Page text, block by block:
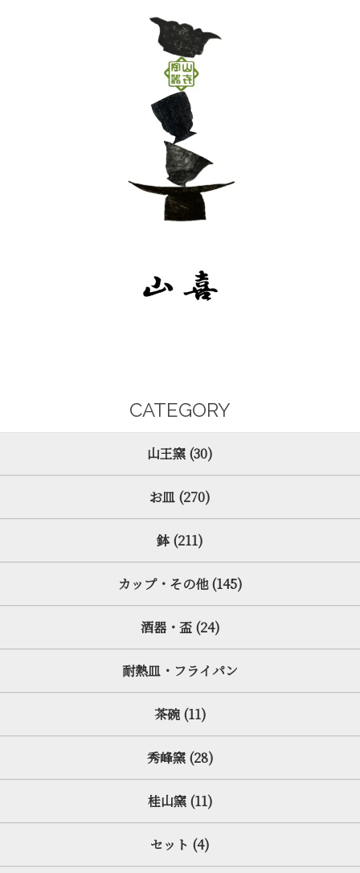
CATEGORY
山王窯 (30)
お皿 (270)
鉢 (211)
カップ・その他 (145)
酒器・盃 (24)
耐熱皿・フライパン
茶碗 (11)
秀峰窯 (28)
桂山窯 (11)
セット (4)